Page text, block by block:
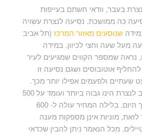
בעבר, וודאי חשתם בעייפות
כה ממושכת. נסיעה לנצרת עשויה
שנוסעים מאזור המרכז(תל אביב
מעל שעה וחצי לכיוון. במידה
נראה שמספר הקווים שמגיעים לעיר
אוטובוסים ושגם נסיעה זו
שעתיים ולפעמים אפילו יותר מכך.
מחיר מונית מתל אביב לנצרת הינו גבוה ביותר ועומד על 500
שקלים ומעלה במהלך היום. בלילה המחיר עולה ל- 600
מוניות אינן מספקות מענה
מכל הנאמר ניתן להבין שכדאי